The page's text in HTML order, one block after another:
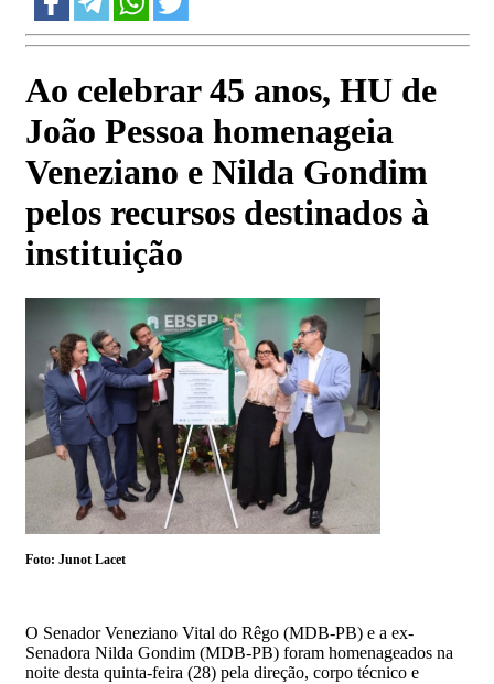
Ao celebrar 45 anos, HU de
João Pessoa homenageia
Veneziano e Nilda Gondim
pelos recursos destinados à
instituição
Foto: Junot Lacet
O Senador Veneziano Vital do Rêgo (MDB-PB) e a ex-
Senadora Nilda Gondim (MDB-PB) foram homenageados na
noite desta quinta-feira (28) pela direção, corpo técnico e